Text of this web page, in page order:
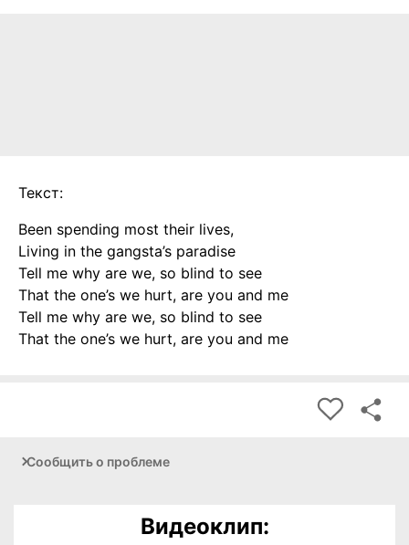
Текст:
Been spending most their lives,
Living in the gangsta’s paradise
Tell me why are we, so blind to see
That the one’s we hurt, are you and me
Tell me why are we, so blind to see
That the one’s we hurt, are you and me
Сообщить о проблеме
Видеоклип: